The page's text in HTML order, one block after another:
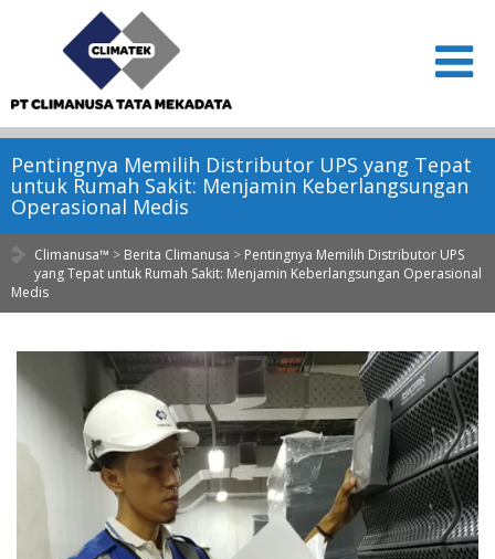
Pentingnya Memilih Distributor UPS yang Tepat
untuk Rumah Sakit: Menjamin Keberlangsungan
Operasional Medis
Climanusa™ > Berita Climanusa > Pentingnya Memilih Distributor UPS
yang Tepat untuk Rumah Sakit: Menjamin Keberlangsungan Operasional
Medis